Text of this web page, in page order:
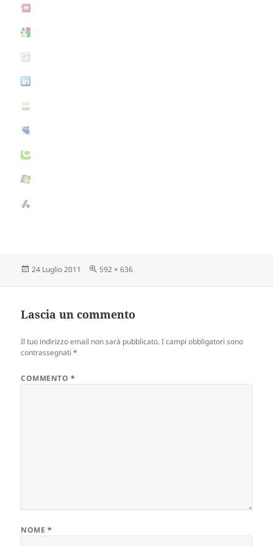
Scritto
24 Luglio 2011
Dimensione
592 × 636
Lascia un commento
Il tuo indirizzo email non sarà pubblicato. I campi obbligatori sono
contrassegnati*
COMMENTO *
NOME *